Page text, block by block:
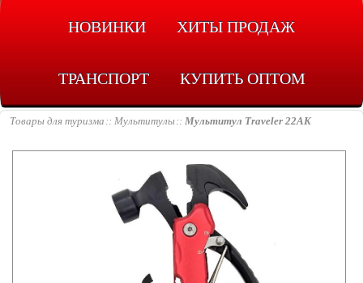
НОВИНКИ ХИТЫ ПРОДАЖ
ТРАНСПОРТ КУПИТЬ ОПТОМ
Товары для туризма Мультитулы Мультитул Traveler 22AK